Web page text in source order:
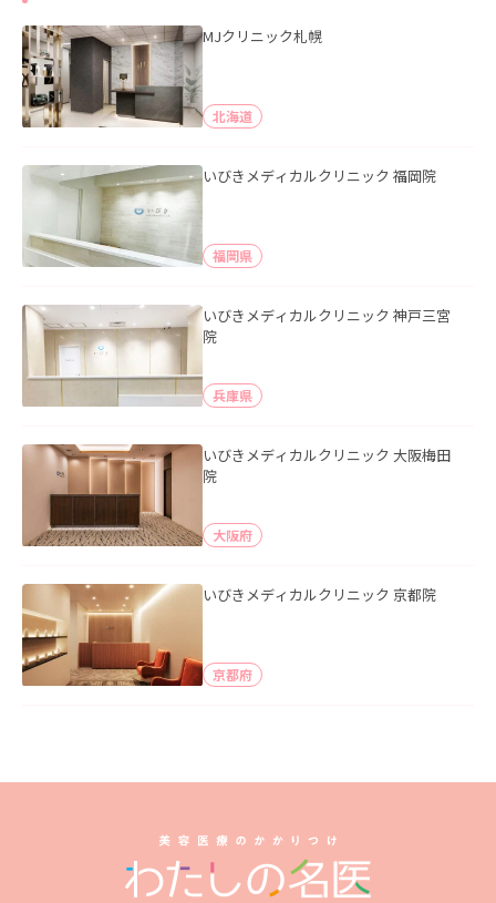
MJクリニック札幌
北海道
いびきメディカルクリニック 福岡院
福岡県
いびきメディカルクリニック 神戸三宮
院
兵庫県
いびきメディカルクリニック 大阪梅田
院
大阪府
いびきメディカルクリニック 京都院
京都府